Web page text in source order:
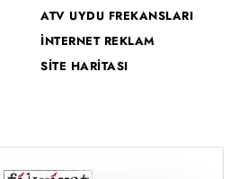
ATV UYDU FREKANSLARI
İNTERNET REKLAM
SİTE HARİTASI